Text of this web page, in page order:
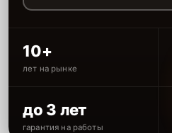
10+
лет на рынке
до 3 лет
гарантия на работы